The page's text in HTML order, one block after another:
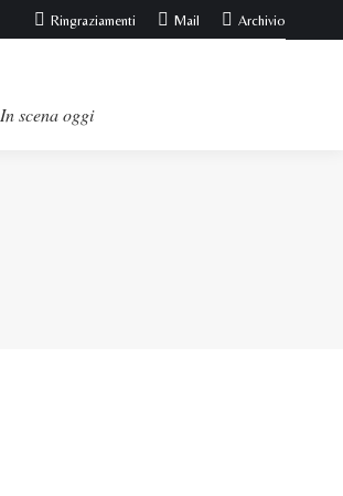
Ringraziamenti Mail Archivio
In scena oggi